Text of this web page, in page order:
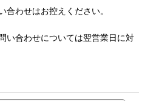
わせはお控えください。
い合わせについては翌営業日に対